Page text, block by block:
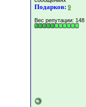
Подарков: 9
Вес репутации: 148